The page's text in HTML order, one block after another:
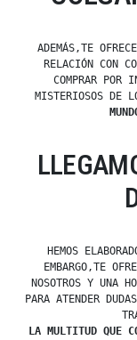
ADEMÁS,TE
RELACIÓN CON
COMPRAR POR
MISTERIOSOS DE
HEMOS
EMBARGO,TE
NOSOTROS Y UNA
PARA ATENDER
LA MULTITUD QUE